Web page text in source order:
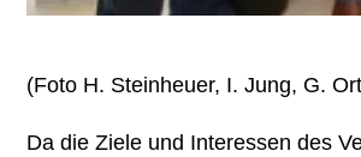
(Foto H. Steinheuer, I. Jung, G.
Da die Ziele und Interessen des